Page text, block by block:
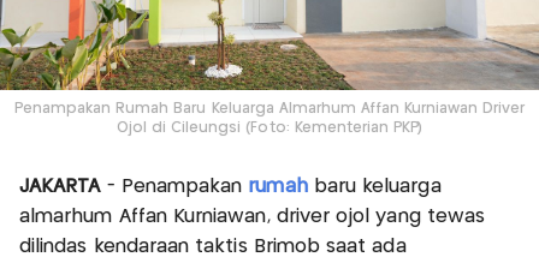
Penampakan Rumah Baru Keluarga Almarhum Affan Kurniawan Driver
Ojol di Cileungsi (Foto: Kementerian PKP)
JAKARTA- Penampakan rumahbaru keluarga
almarhum Affan Kurniawan, driver ojol yang tewas
dilindas kendaraan taktis Brimob saat ada